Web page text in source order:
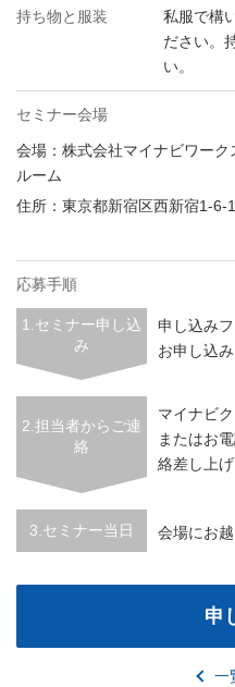
持ち物と服装
私服で構
ださい。
い。
セミナー会場
会場：株式会社マイナビワー
ルーム
住所：東京都新宿区西新宿1-6-
応募手順
1.セミナー申し込
み
申し込み
お申し込み
2.担当者からご連
絡
マイナビ
またはお
絡差し上げ
3.セミナー当日 会場にお越
申
一